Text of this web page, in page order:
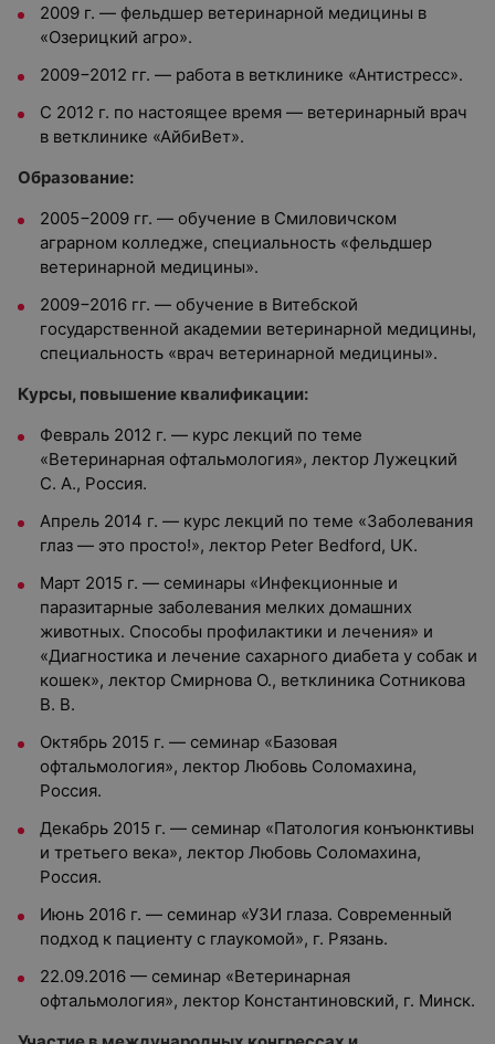
2009 г. — фельдшер ветеринарной медицины в
«Озерицкий агро».
2009−2012 гг. — работа в ветклинике «Антистресс».
С 2012 г. по настоящее время — ветеринарный врач
в ветклинике «АйбиВет».
Образование:
2005−2009 гг. — обучение в Смиловичском
аграрном колледже, специальность «фельдшер
ветеринарной медицины».
2009−2016 гг. — обучение в Витебской
государственной академии ветеринарной медицины,
специальность «врач ветеринарной медицины».
Курсы, повышение квалификации:
Февраль 2012 г. — курс лекций по теме
«Ветеринарная офтальмология», лектор Лужецкий
С. А., Россия.
Апрель 2014 г. — курс лекций по теме «Заболевания
глаз — это просто!», лектор Peter Bedford, UK.
Март 2015 г. — семинары «Инфекционные и
паразитарные заболевания мелких домашних
животных. Способы профилактики и лечения» и
«Диагностика и лечение сахарного диабета у собак и
кошек», лектор Смирнова О., ветклиника Сотникова
В. В.
Октябрь 2015 г. — семинар «Базовая
офтальмология», лектор Любовь Соломахина,
Россия.
Декабрь 2015 г. — семинар «Патология конъюнктивы
и третьего века», лектор Любовь Соломахина,
Россия.
Июнь 2016 г. — семинар «УЗИ глаза. Современный
подход к пациенту с глаукомой», г. Рязань.
22.09.2016 — семинар «Ветеринарная
офтальмология», лектор Константиновский, г. Минск.